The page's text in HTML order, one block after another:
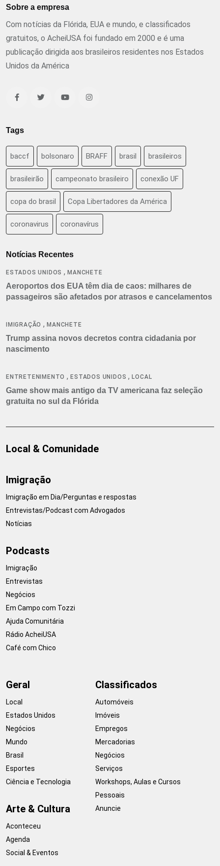
Sobre a empresa
Com notícias da Flórida, EUA e mundo, e classificados
gratuitos, o AcheiUSA foi fundado em 2000 e é uma
publicação dirigida aos brasileiros residentes nos Estados
Unidos da América
Tags
baccf bolsonaro BRAFF brasil brasileiros
brasileirão campeonato brasileiro conexão UF
copa do brasil Copa Libertadores da América
coronavirus coronavírus
Notícias Recentes
ESTADOS UNIDOS ,MANCHETE
Aeroportos dos EUA têm dia de caos: milhares de
passageiros são afetados por atrasos e cancelamentos
IMIGRAÇÃO ,MANCHETE
Trump assina novos decretos contra cidadania por
nascimento
ENTRETENIMENTO ,ESTADOS UNIDOS ,LOCAL
Game show mais antigo da TV americana faz seleção
gratuita no sul da Flórida
Local & Comunidade
Imigração
Imigração em Dia/Perguntas e respostas
Entrevistas/Podcast com Advogados
Notícias
Podcasts
Imigração
Entrevistas
Negócios
Em Campo com Tozzi
Ajuda Comunitária
Rádio AcheiUSA
Café com Chico
Geral
Local
Estados Unidos
Negócios
Mundo
Brasil
Esportes
Ciência e Tecnologia
Arte & Cultura
Aconteceu
Agenda
Social & Eventos
Classificados
Automóveis
Imóveis
Empregos
Mercadorias
Negócios
Serviços
Workshops, Aulas e Cursos
Pessoais
Anuncie